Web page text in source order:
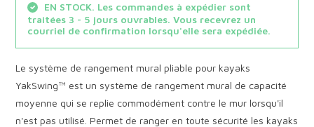
EN STOCK. Les commandes à expédier sont
traitées 3 - 5 jours ouvrables. Vous recevrez un
courriel de confirmation lorsqu'elle sera expédiée.
Le système de rangement mural pliable pour kayaks
YakSwing™ est un système de rangement mural de capacité
moyenne qui se replie commodément contre le mur lorsqu'il
n'est pas utilisé. Permet de ranger en toute sécurité les kayaks